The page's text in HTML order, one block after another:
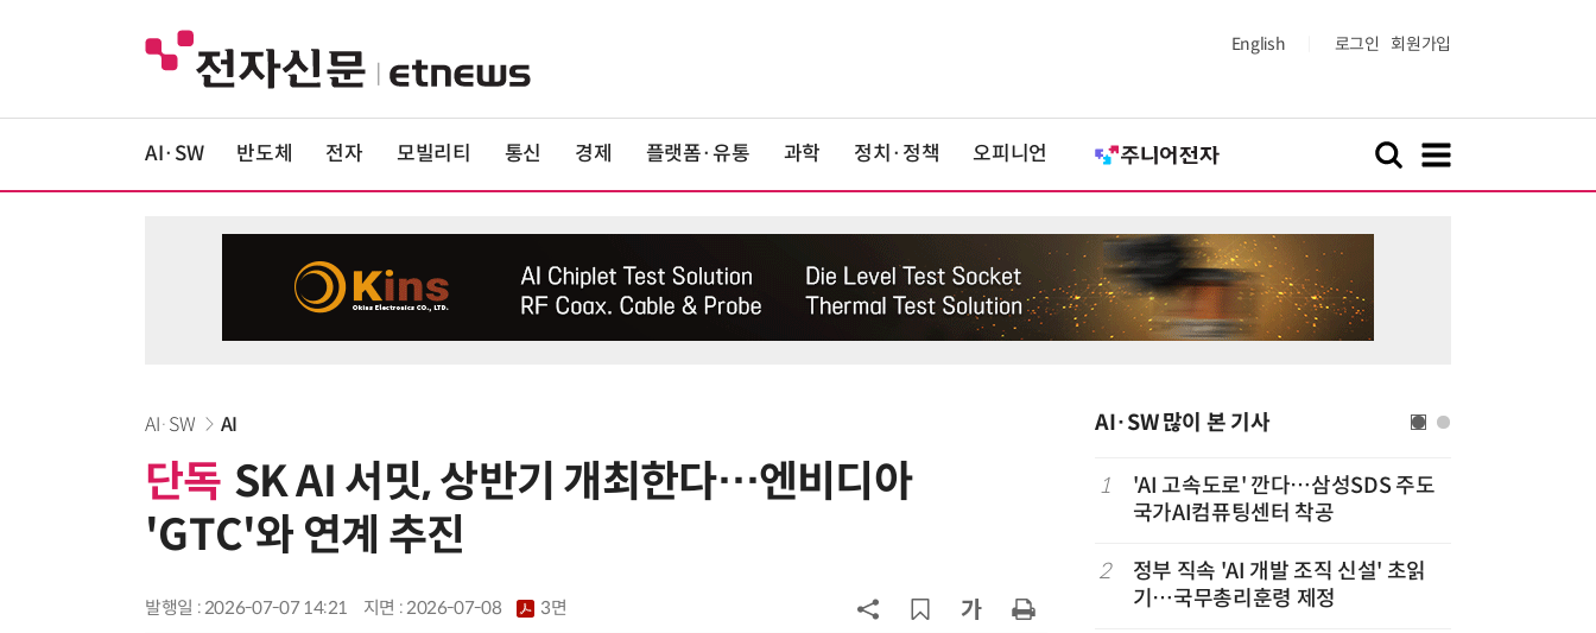
English 로그인 회원가입
AI·SW 반도체 전자 모빌리티 통신 경제 플랫폼·유통 과학 정치·정책 오피니언
AI·SW AI
단독 SK AI 서밋, 상반기 개최한다…엔비디아
'GTC'와 연계 추진
발행일 : 2026-07-07 14:21 지면 :2026-07-08 3면
AI·SW 많이 본 기사
6
美 행정부, AI 모델 '해킹 등 사이버
강 동력 꺼져간다
1
'AI 고속도로' 깐다…삼성SDS 주도
국가AI컴퓨팅센터 착공
2
정부 직속 'AI 개발 조직 신설' 초읽
기…국무총리훈령 제정